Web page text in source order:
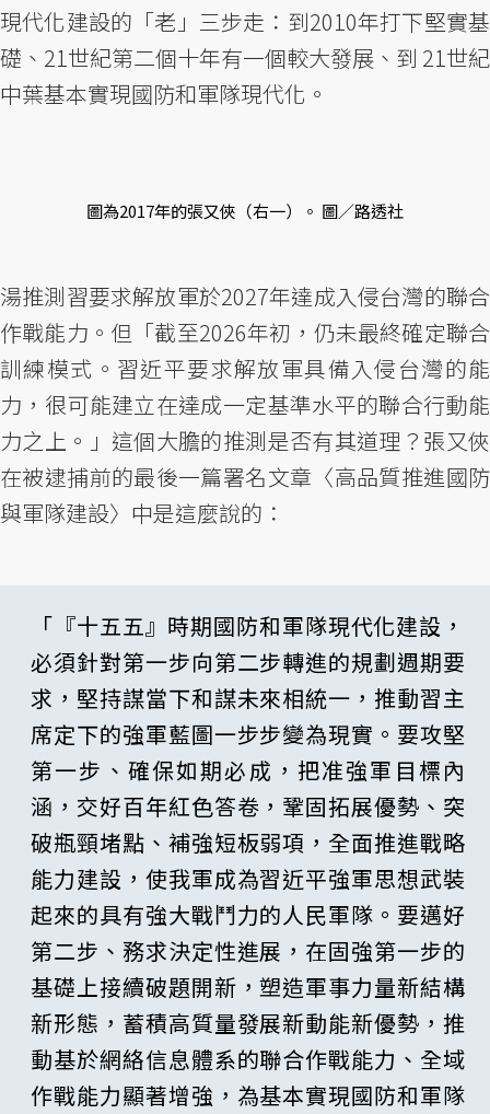
現代化建設的「老」三步走：到2010年打下堅實基
礎、21世紀第二個十年有一個較大發展、到 21世紀
中葉基本實現國防和軍隊現代化。
圖為2017年的張又俠（右一）。 圖／路透社
湯推測習要求解放軍於2027年達成入侵台灣的聯合
作戰能力。但「截至2026年初，仍未最終確定聯合
訓練模式。習近平要求解放軍具備入侵台灣的能
力，很可能建立在達成一定基準水平的聯合行動能
力之上。」這個大膽的推測是否有其道理？張又俠
在被逮捕前的最後一篇署名文章〈高品質推進國防
與軍隊建設〉中是這麼說的：
「『十五五』時期國防和軍隊現代化建設，
必須針對第一步向第二步轉進的規劃週期要
求，堅持謀當下和謀未來相統一，推動習主
席定下的強軍藍圖一步步變為現實。要攻堅
第一步、確保如期必成，把准強軍目標內
涵，交好百年紅色答卷，鞏固拓展優勢、突
破瓶頸堵點、補強短板弱項，全面推進戰略
能力建設，使我軍成為習近平強軍思想武裝
起來的具有強大戰鬥力的人民軍隊。要邁好
第二步、務求決定性進展，在固強第一步的
基礎上接續破題開新，塑造軍事力量新結構
新形態，蓄積高質量發展新動能新優勢，推
動基於網絡信息體系的聯合作戰能力、全域
作戰能力顯著增強，為基本實現國防和軍隊